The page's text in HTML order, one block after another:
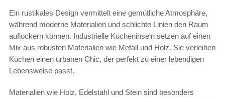
Ein rustikales Design vermittelt eine gemütliche Atmosphäre,
während moderne Materialien und schlichte Linien den Raum
auflockern können. Industrielle Kücheninseln setzen auf einen
Mix aus robusten Materialien wie Metall und Holz. Sie verleihen
Küchen einen urbanen Chic, der perfekt zu einer lebendigen
Lebensweise passt.
Materialien wie Holz, Edelstahl und Stein sind besonders